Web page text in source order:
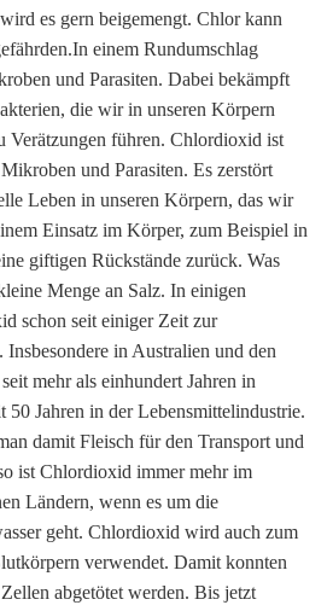
es gern beigemengt. Chlor kann
einem Rundumschlag
und Parasiten. Dabei bekämpft
die wir in unseren Körpern
Verätzungen führen. Chlordioxid ist
und Parasiten. Es zerstört
Leben in unseren Körpern, das wir
Einsatz im Körper, zum Beispiel in
giftigen Rückstände zurück. Was
Menge an Salz. In einigen
schon seit einiger Zeit zur
in Australien und den
mehr als einhundert Jahren in
50 Jahren in der Lebensmittelindustrie.
damit Fleisch für den Transport und
ist Chlordioxid immer mehr im
Ländern, wenn es um die
geht. Chlordioxid wird auch zum
verwendet. Damit konnten
abgetötet werden. Bis jetzt